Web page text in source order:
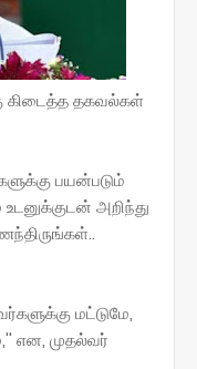
கிடைத்த தகவல்கள்
பயன்படும்
அறிந்து
மட்டுமே,
என, முதல்வர்